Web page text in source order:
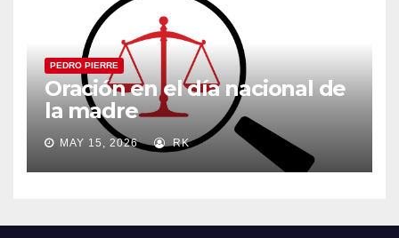
PEDRO PIERRE
Oración en el día nacional de
la madre
MAY 15, 2026 RK